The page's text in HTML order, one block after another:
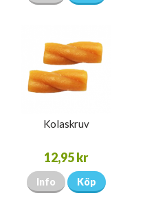
Kolaskruv
12,95 kr
Info Köp